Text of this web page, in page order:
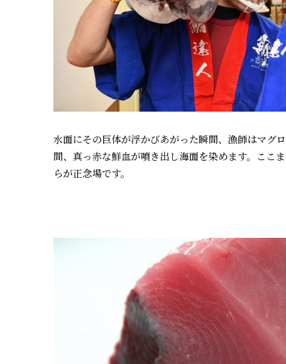
水面にその巨体が浮かびあがった瞬間、漁師はマグ
間、真っ赤な鮮血が噴き出し海面を染めます。ここ
らが正念場です。